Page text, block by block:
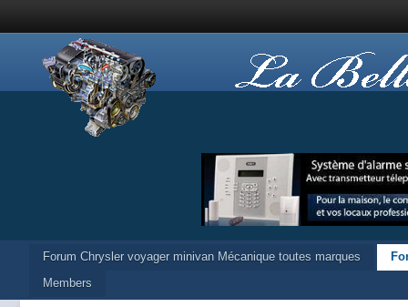
Forum Chrysler voyager minivan Mécanique toutes marques
Members